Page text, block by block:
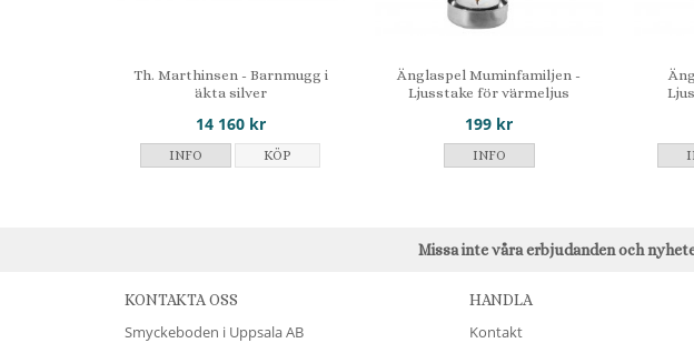
Th. Marthinsen - Barnmugg i
äkta silver
14 160 kr
INFO KÖP
Änglaspel Muminfamiljen -
Ljusstake för värmeljus
199 kr
INFO
Missa inte våra erbjudanden och
KONTAKTA OSS
Smyckeboden i Uppsala AB
HANDLA
Kontakt